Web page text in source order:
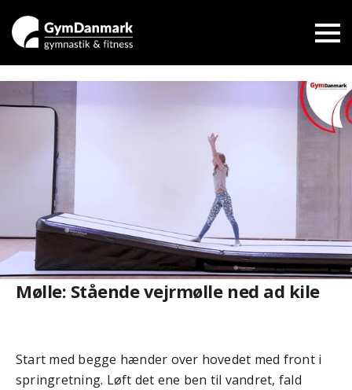
Mølle: Stående vejrmølle ned ad kile
Start med begge hænder over hovedet med front i
springretning. Løft det ene ben til vandret, fald